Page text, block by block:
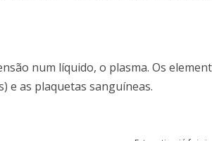
num líquido, o plasma. Os
e as plaquetas sanguíneas.